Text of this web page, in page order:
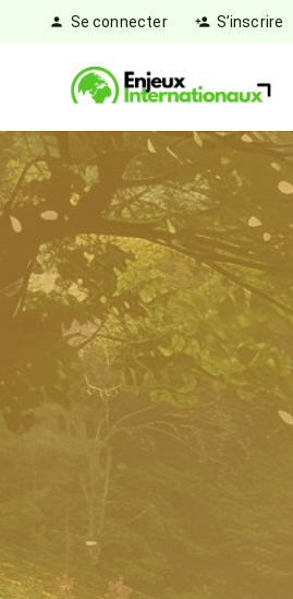
person Se connecter person_add S’inscrire